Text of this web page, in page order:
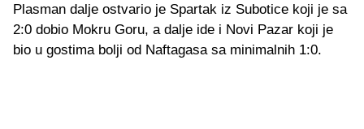
Plasman dalje ostvario je Spartak iz Subotice koji je sa
2:0 dobio Mokru Goru, a dalje ide i Novi Pazar koji je
bio u gostima bolji od Naftagasa sa minimalnih 1:0.